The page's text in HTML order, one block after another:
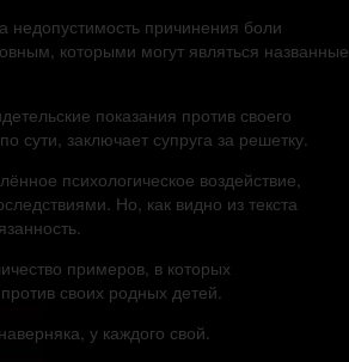
недопустимость причинения боли
которыми могут являться названные
показания против своего
сути, заключает супруга за решетку.
психологическое воздействие,
Но, как видно из текста
примеров, в которых
своих родных детей.
у каждого свой.